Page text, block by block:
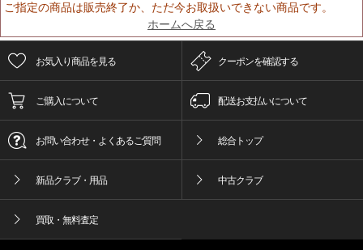
ご指定の商品は販売終了か、ただ今お取扱いできない商品です。
ホームへ戻る
お気入り商品を見る クーポンを確認する
ご購入について 配送お支払いについて
お問い合わせ・よくあるご質問 総合トップ
新品クラブ・用品 中古クラブ
買取・無料査定